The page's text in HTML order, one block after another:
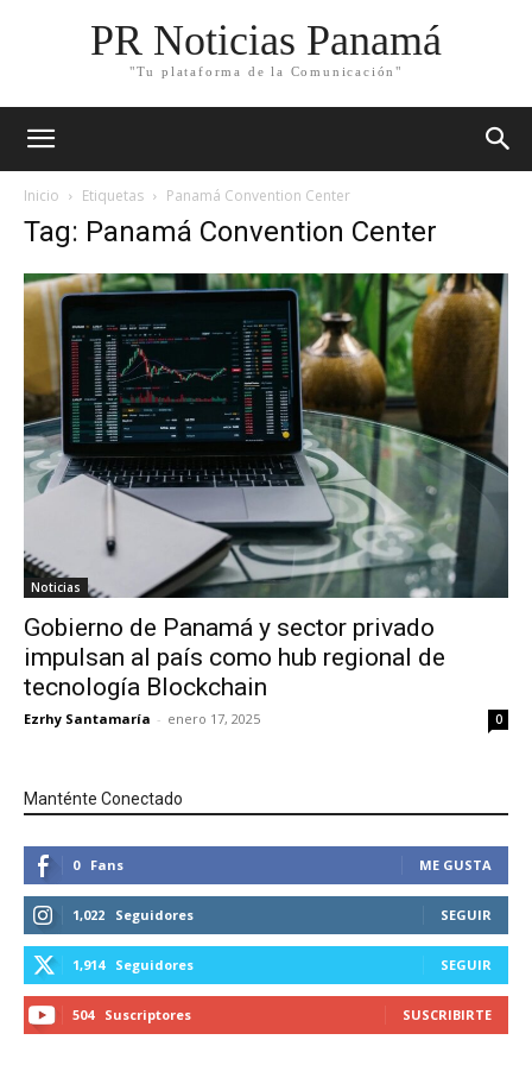
PR Noticias Panamá
"Tu plataforma de la Comunicación"
Inicio Etiquetas Panamá Convention Center
Tag: Panamá Convention Center
Noticias
Gobierno de Panamá y sector privado
impulsan al país como hub regional de
tecnología Blockchain
Ezrhy Santamaría - enero 17, 2025 0
Manténte Conectado
0 Fans ME GUSTA
1,022 Seguidores SEGUIR
1,914 Seguidores SEGUIR
504 Suscriptores SUSCRIBIRTE